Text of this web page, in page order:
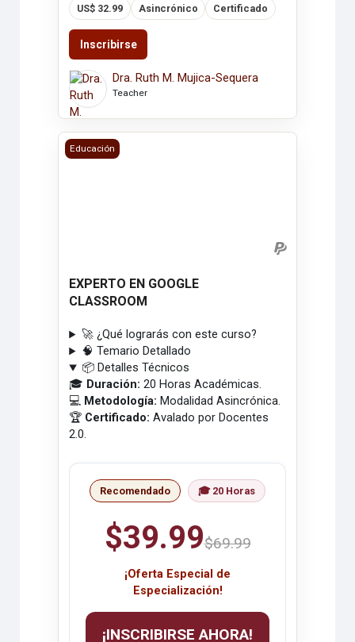
US$ 32.99 Asincrónico Certificado
Inscribirse
Dra. Ruth M. Mujica-Sequera
Teacher
EXPERTO EN GOOGLE CLASSROOM
Educación
EXPERTO EN GOOGLE
CLASSROOM
🚀 ¿Qué lograrás con este curso?
🧠 Temario Detallado
📦 Detalles Técnicos
🎓 Duración: 20 Horas Académicas.
💻 Metodología: Modalidad Asincrónica.
🏆 Certificado: Avalado por Docentes
2.0.
Recomendado 🎓 20 Horas
$39.99$69.99
¡Oferta Especial de
Especialización!
¡INSCRIBIRSE AHORA!